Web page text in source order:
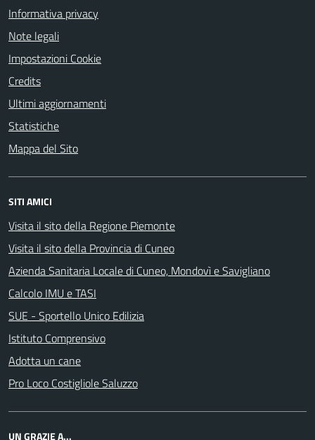
Informativa privacy
Note legali
Impostazioni Cookie
Credits
Ultimi aggiornamenti
Statistiche
Mappa del Sito
SITI AMICI
Visita il sito della Regione Piemonte
Visita il sito della Provincia di Cuneo
Azienda Sanitaria Locale di Cuneo, Mondovì e Savigliano
Calcolo IMU e TASI
SUE - Sportello Unico Edilizia
Istituto Comprensivo
Adotta un cane
Pro Loco Costigliole Saluzzo
UN GRAZIE A...